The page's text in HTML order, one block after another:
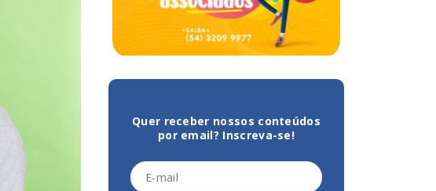
Quer receber nossos conteúdos
por email? Inscreva-se!